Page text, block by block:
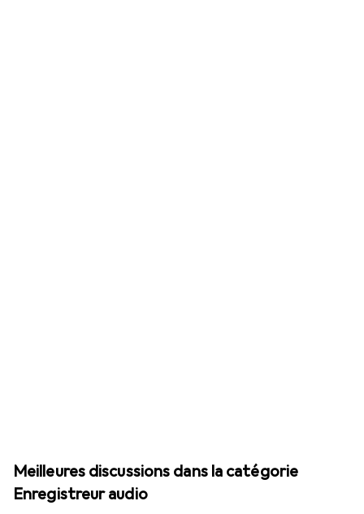
Meilleures discussions dans la catégorie
Enregistreur audio